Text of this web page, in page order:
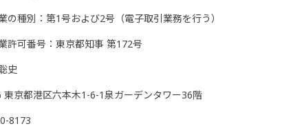
の種別：第1号および2号（電子取引業務を行う）
許可番号：東京都知事 第172号
史
京都港区六本木1-6-1泉ガーデンタワー36階
8173